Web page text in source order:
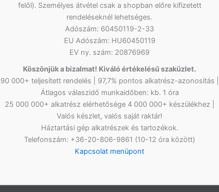
felől). Személyes átvétel csak a shopban előre kifizetett
rendeléseknél lehetséges.
Adószám: 60450119-2-33
EU Adószám: HU60450119
EV ny. szám: 20876969
Köszönjük a bizalmat! Kiváló értékelésű szaküzlet.
90 000+ teljesített rendelés | 97,7% pontos alkatrész-azonosítás |
Átlagos válaszidő munkaidőben: kb. 1 óra
25 000 000+ alkatrész elérhetősége 4 000 000+ készülékhez |
Valós készlet, valós saját raktár!
Háztartási gép alkatrészek és tartozékok.
Telefonszám: +36-20-806-9861 (10-12 óra között)
Kapcsolat menüpont